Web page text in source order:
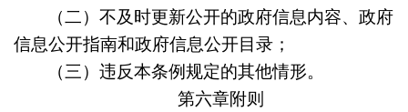
（二）不及时更新公开的政府信息内容、政府
信息公开指南和政府信息公开目录；
（三）违反本条例规定的其他情形。
第六章附则